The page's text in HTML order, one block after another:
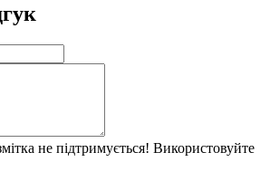
не підтримується! Використовуйте